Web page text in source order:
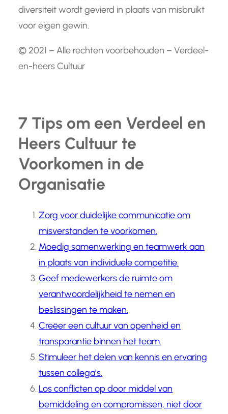
diversiteit wordt gevierd in plaats van misbruikt
voor eigen gewin.
© 2021 – Alle rechten voorbehouden – Verdeel-
en-heers Cultuur
7 Tips om een Verdeel en
Heers Cultuur te
Voorkomen in de
Organisatie
Zorg voor duidelijke communicatie om
misverstanden te voorkomen.
Moedig samenwerking en teamwerk aan
in plaats van individuele competitie.
Geef medewerkers de ruimte om
verantwoordelijkheid te nemen en
beslissingen te maken.
Creëer een cultuur van openheid en
transparantie binnen het team.
Stimuleer het delen van kennis en ervaring
tussen collega’s.
Los conflicten op door middel van
bemiddeling en compromissen, niet door